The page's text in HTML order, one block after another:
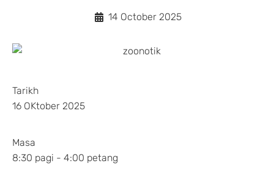
14 October 2025
Tarikh
16 OKtober 2025
Masa
8:30 pagi - 4:00 petang